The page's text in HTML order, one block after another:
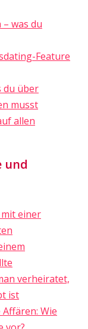
was du
Feature
du über
musst
allen
und
einer
verheiratet,
ist
Wie